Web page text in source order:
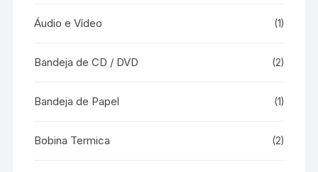
Áudio e Vídeo (1)
Bandeja de CD / DVD (2)
Bandeja de Papel (1)
Bobina Termica (2)